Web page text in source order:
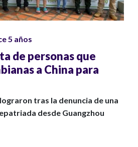
5 años
de personas que
a China para
tras la denuncia de una
desde Guangzhou